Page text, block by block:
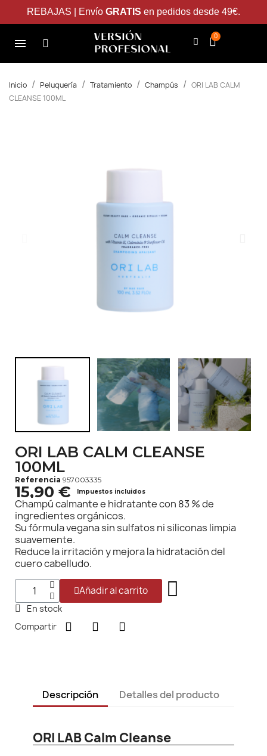
REBAJAS | Envío GRATIS en pedidos desde 49€.
Inicio Peluquería Tratamiento Champús
ORI LAB CALM
CLEANSE 100ML
ORI LAB CALM CLEANSE
100ML
Referencia 957003335
15,90 € Impuestos incluidos
Champú calmante e hidratante con 83 % de
ingredientes orgánicos.
Su fórmula vegana sin sulfatos ni siliconas limpia
suavemente.
Reduce la irritación y mejora la hidratación del
cuero cabelludo.
Añadir al carrito
En stock
Compartir
Descripción Detalles del producto
ORI LAB Calm Cleanse